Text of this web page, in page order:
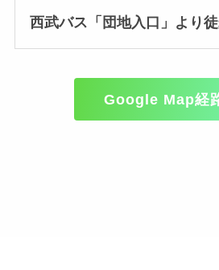
西武バス「団地入口」より
Google Map経